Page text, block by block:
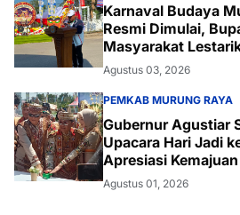
Karnaval Budaya
Resmi Dimulai,
Masyarakat
Agustus 03, 2026
PEMKAB MURUNG RAYA
Gubernur Agustiar
Upacara Hari Jadi
Apresiasi
Hebat
Agustus 01, 2026